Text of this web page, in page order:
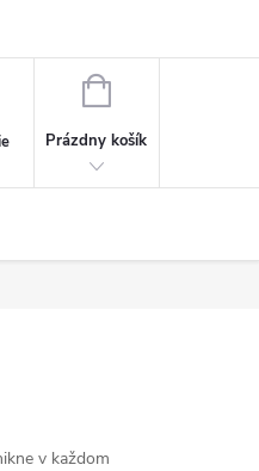
NÁKUPNÝ
Prázdny košík
v každom